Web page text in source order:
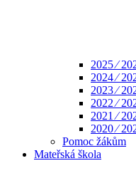
2025 ⁄
2024 ⁄
2023 ⁄
2022 ⁄
2021 ⁄
2020 ⁄
Pomoc žákům
Mateřská škola